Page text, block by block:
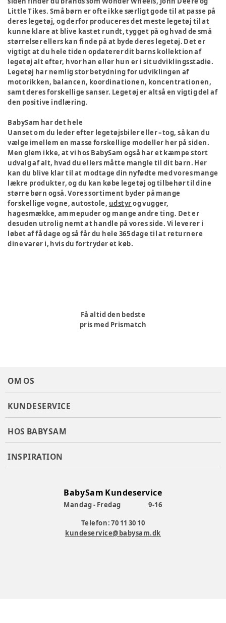
Little Tikes. Små børn er ofte ikke særligt gode til at passe på
deres legetøj, og derfor produceres det meste legetøj til at
kunne klare at blive kastet rundt, tygget på og hvad de små
størrelser ellers kan finde på at byde deres legetøj. Det er
vigtigt at du hele tiden opdaterer dit barns kollektion af
legetøj alt efter, hvor han eller hun er i sit udviklingsstadie.
Legetøj har nemlig stor betydning for udviklingen af
motorikken, balancen, koordinationen, koncentrationen,
samt deres forskellige sanser. Legetøj er altså en vigtig del af
den positive indlæring.
BabySam har det hele
Uanset om du leder efter legetøjsbiler eller –tog, så kan du
vælge imellem en masse forskellige modeller her på siden.
Men glem ikke, at vi hos BabySam også har et kæmpe stort
udvalg af alt, hvad du ellers måtte mangle til dit barn. Her
kan du blive klar til at modtage din nyfødte med vores mange
lækre produkter, og du kan købe legetøj og tilbehør til dine
større børn også. Vores sortiment byder på mange
forskellige vogne, autostole, udstyrog vugger,
hagesmække, ammepuder og mange andre ting. Det er
desuden utrolig nemt at handle på vores side. Vi leverer i
løbet af få dage og så får du hele 365 dage til at returnere
dine varer i, hvis du fortryder et køb.
Få altid den bedste
pris med Prismatch
OM OS
KUNDESERVICE
HOS BABYSAM
INSPIRATION
BabySam Kundeservice
Mandag - Fredag
9-16
Telefon: 70 11 30 10
kundeservice@babysam.dk